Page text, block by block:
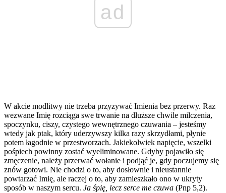
ad
W akcie modlitwy nie trzeba przyzywać Imienia bez przerwy. Raz
wezwane Imię rozciąga swe trwanie na dłuższe chwile milczenia,
spoczynku, ciszy, czystego wewnętrznego czuwania – jesteśmy
wtedy jak ptak, który uderzywszy kilka razy skrzydłami, płynie
potem łagodnie w przestworzach. Jakiekolwiek napięcie, wszelki
pośpiech powinny zostać wyeliminowane. Gdyby pojawiło się
zmęczenie, należy przerwać wołanie i podjąć je, gdy poczujemy się
znów gotowi. Nie chodzi o to, aby dosłownie i nieustannie
powtarzać Imię, ale raczej o to, aby zamieszkało ono w ukryty
sposób w naszym sercu. Ja śpię, lecz serce me czuwa (Pnp 5,2).